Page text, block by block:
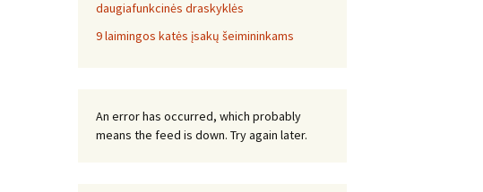
daugiafunkcinės draskyklės
9 laimingos katės įsakų šeimininkams
An error has occurred, which probably
means the feed is down. Try again later.